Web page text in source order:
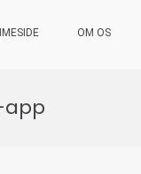
OM OS
app